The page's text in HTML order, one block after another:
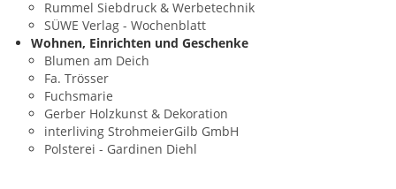
Rummel Siebdruck & Werbetechnik
SÜWE Verlag - Wochenblatt
Wohnen, Einrichten und Geschenke
Blumen am Deich
Fa. Trösser
Fuchsmarie
Gerber Holzkunst & Dekoration
interliving StrohmeierGilb GmbH
Polsterei - Gardinen Diehl